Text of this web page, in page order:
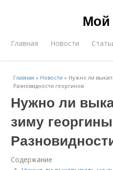
Мой
Главная Новости
Главная » Новости » Нужно ли
Разновидности георгинов
Нужно ли
зиму
Содержание